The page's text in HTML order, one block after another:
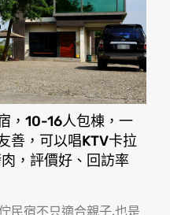
，10-16人包棟，一
善，可以唱KTV卡拉
，評價好、回訪率
民宿不只適合親子,也是